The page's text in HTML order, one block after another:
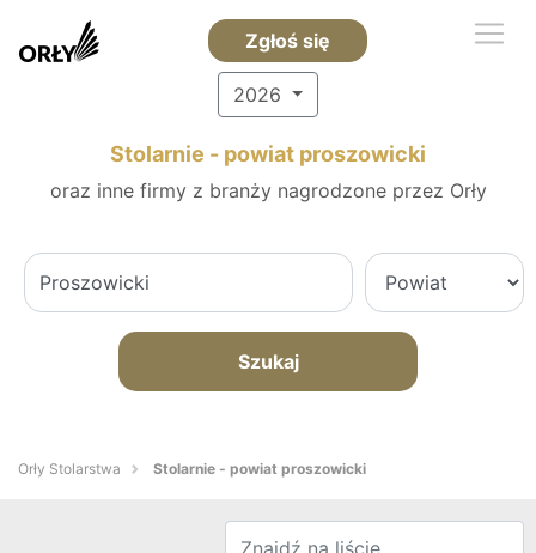
Zgłoś się
2026
Stolarnie - powiat proszowicki
oraz inne firmy z branży nagrodzone przez Orły
Szukaj
Orły Stolarstwa Stolarnie - powiat proszowicki